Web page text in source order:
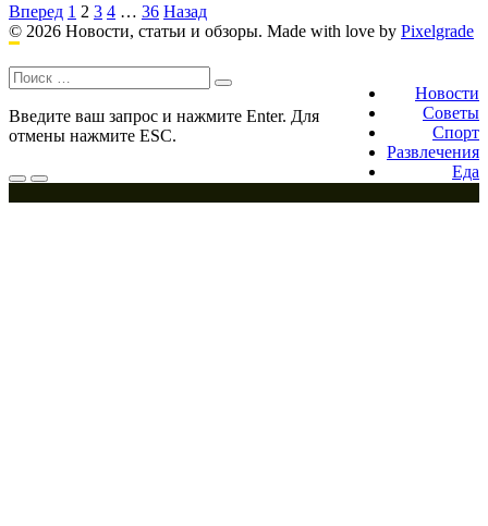
Навигация
по
постам
Вперед 1 2 3 4 … 36 Назад
© 2026 Новости, статьи и обзоры. Made with love by Pixelgrade
navigation
Новости
Советы
Спорт
Развлечения
Еда
Поиск:
Введите ваш запрос и нажмите Enter. Для
отмены нажмите ESC.
Меню